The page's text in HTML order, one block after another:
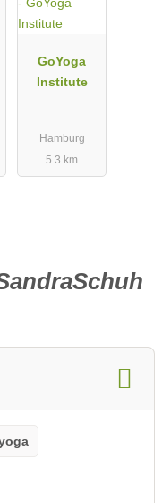
eiger –
entspannt,
alltagstaugli
GoYoga
Institute
Hamburg
5.3 km